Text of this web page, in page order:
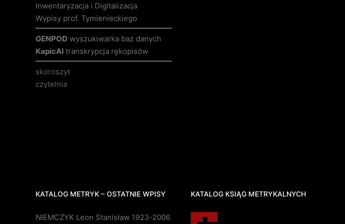
Inwentaryzacja i Digitalizacja
Wypisy prof. Tymienieckiego
GENPOD wyszukiwarka baz danych
KapicAI transkrypcja rękopisów
skoroszyt
czytelnia
KATALOG METRYK – OSTATNIE WPISY
NIEMCZYK Leon Stanisław 1923-2006
KATALOG KSIĄG METRYKALNYCH